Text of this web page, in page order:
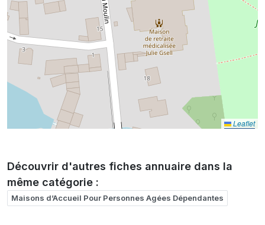
Leaflet
Découvrir d'autres fiches annuaire dans la
même catégorie :
Maisons d’Accueil Pour Personnes Agées Dépendantes